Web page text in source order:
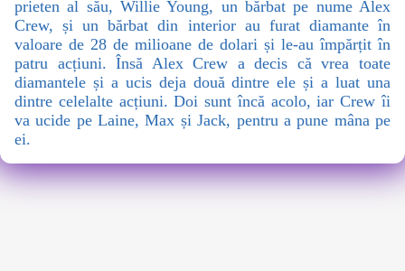
prieten al său, Willie Young, un bărbat pe nume Alex
Crew, și un bărbat din interior au furat diamante în
valoare de 28 de milioane de dolari și le-au împărțit în
patru acțiuni. Însă Alex Crew a decis că vrea toate
diamantele și a ucis deja două dintre ele și a luat una
dintre celelalte acțiuni. Doi sunt încă acolo, iar Crew îi
va ucide pe Laine, Max și Jack, pentru a pune mâna pe
ei.